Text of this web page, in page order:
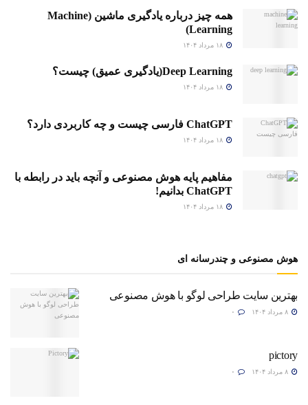
همه چیز درباره یادگیری ماشین (Machine
Learning)
Deep Learning(یادگیری عمیق) چیست؟
ChatGPT فارسی چیست و چه کاربردی دارد؟
مفاهیم پایه هوش مصنوعی و آنچه باید در رابطه با
ChatGPT بدانیم!
هوش مصنوعی و چندرسانه ای
بهترین سایت طراحی لوگو با هوش مصنوعی
pictory